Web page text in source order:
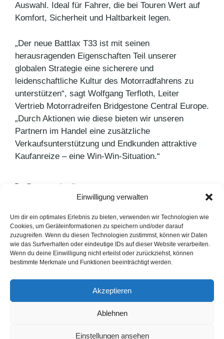
Einwilligung verwalten
Um dir ein optimales Erlebnis zu bieten, verwenden wir Technologien wie
Cookies, um Geräteinformationen zu speichern und/oder darauf
zuzugreifen. Wenn du diesen Technologien zustimmst, können wir Daten
wie das Surfverhalten oder eindeutige IDs auf dieser Website verarbeiten.
Wenn du deine Einwilligung nicht erteilst oder zurückziehst, können
bestimmte Merkmale und Funktionen beeinträchtigt werden.
Akzeptieren
Ablehnen
Einstellungen ansehen
Auswahl. Ideal für Fahrer, die bei Touren Wert auf
Komfort, Sicherheit und Haltbarkeit legen.
„Der neue Battlax T33 ist mit seinen
herausragenden Eigenschaften Teil unserer
globalen Strategie eine sicherere und
leidenschaftliche Kultur des Motorradfahrens zu
unterstützen“, sagt Wolfgang Terfloth, Leiter
Vertrieb Motorradreifen Bridgestone Central Europe.
„Durch Aktionen wie diese bieten wir unseren
Partnern im Handel eine zusätzliche
Verkaufsunterstützung und Endkunden attraktive
Kaufanreize – eine Win-Win-Situation.“
Kategorien
Pressemitteilungen
Bridgestone,Reifenhersteller
Bridgestone Piloten erneut erfolgreich
EWE Go baut Kompetenzen am Standort Berlin
aus
English Version